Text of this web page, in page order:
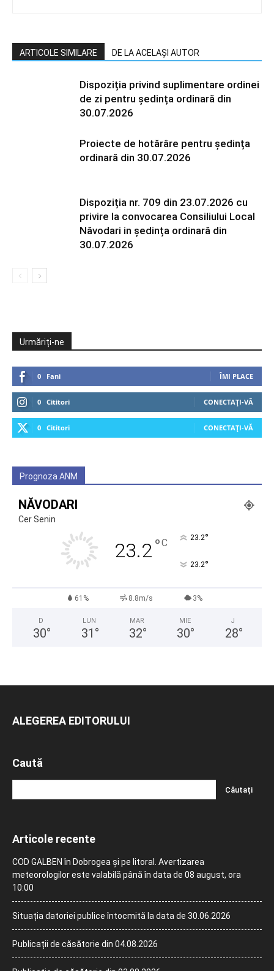
ARTICOLE SIMILARE DE LA ACELAȘI AUTOR
Dispoziția privind suplimentare ordinei
de zi pentru ședința ordinară din
30.07.2026
Proiecte de hotărâre pentru ședința
ordinară din 30.07.2026
Dispoziția nr. 709 din 23.07.2026 cu
privire la convocarea Consiliului Local
Năvodari in ședința ordinară din
30.07.2026
Urmăriți-ne
0 Fani ÎMI PLACE
0 Cititori CONECTAȚI-VĂ
0 Cititori CONECTAȚI-VĂ
Prognoza ANM
NĂVODARI
Cer Senin
23.2°C 23.2°
23.2°
61% 8.8m/s 3%
D
30°
LUN
31 °
MAR
32°
MIE
30°
J
28°
ALEGEREA EDITORULUI
Caută
Articole recente
COD GALBEN în Dobrogea și pe litoral. Avertizarea
meteorologilor este valabilă până în data de 08 august, ora
10:00
Situația datoriei publice întocmită la data de 30.06.2026
Publicații de căsătorie din 04.08.2026